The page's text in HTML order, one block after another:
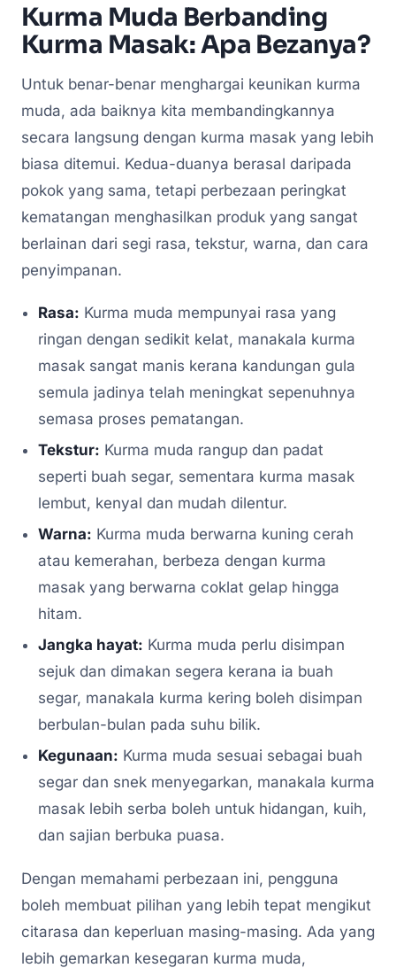
Kurma Muda Berbanding
Kurma Masak: Apa Bezanya?
Untuk benar-benar menghargai keunikan kurma
muda, ada baiknya kita membandingkannya
secara langsung dengan kurma masak yang lebih
biasa ditemui. Kedua-duanya berasal daripada
pokok yang sama, tetapi perbezaan peringkat
kematangan menghasilkan produk yang sangat
berlainan dari segi rasa, tekstur, warna, dan cara
penyimpanan.
Rasa: Kurma muda mempunyai rasa yang
ringan dengan sedikit kelat, manakala kurma
masak sangat manis kerana kandungan gula
semula jadinya telah meningkat sepenuhnya
semasa proses pematangan.
Tekstur: Kurma muda rangup dan padat
seperti buah segar, sementara kurma masak
lembut, kenyal dan mudah dilentur.
Warna: Kurma muda berwarna kuning cerah
atau kemerahan, berbeza dengan kurma
masak yang berwarna coklat gelap hingga
hitam.
Jangka hayat: Kurma muda perlu disimpan
sejuk dan dimakan segera kerana ia buah
segar, manakala kurma kering boleh disimpan
berbulan-bulan pada suhu bilik.
Kegunaan: Kurma muda sesuai sebagai buah
segar dan snek menyegarkan, manakala kurma
masak lebih serba boleh untuk hidangan, kuih,
dan sajian berbuka puasa.
Dengan memahami perbezaan ini, pengguna
boleh membuat pilihan yang lebih tepat mengikut
citarasa dan keperluan masing-masing. Ada yang
lebih gemarkan kesegaran kurma muda,